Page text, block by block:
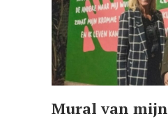
Mural van mijn